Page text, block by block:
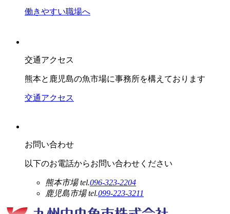
働きやすい職場へ
交通アクセス
熊本と鹿児島の魚市場に事務所を構えております
交通アクセス
お問い合わせ
以下のお電話からお問い合わせください
熊本市場 tel.096-323-2204
鹿児島市場 tel.099-223-3211